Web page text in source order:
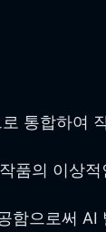
통합하여
품의 이상
으로써